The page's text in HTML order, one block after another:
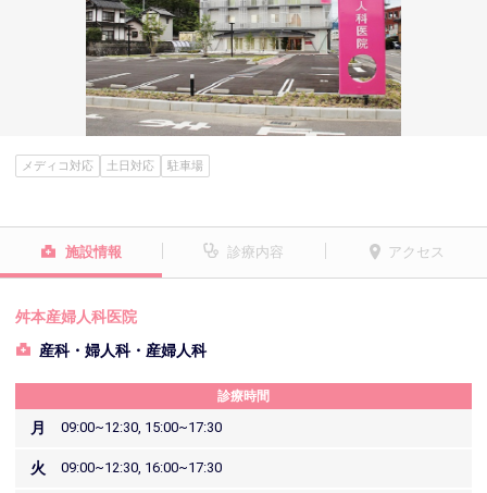
メディコ対応 土日対応 駐車場
施設情報 診療内容 アクセス
舛本産婦人科医院
産科・婦人科・産婦人科
診療時間
月 09:00~12:30, 15:00~17:30
火 09:00~12:30, 16:00~17:30